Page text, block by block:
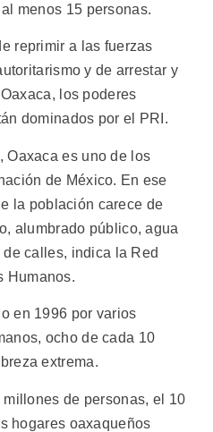
menos 15 personas.
reprimir a las fuerzas
y de arrestar y
los poderes
dominados por el PRI.
Oaxaca es uno de los
de México. En ese
la población carece de
alumbrado público, agua
calles, indica la Red
Humanos.
en 1996 por varios
ocho de cada 10
extrema.
de personas, el 10
hogares oaxaqueños